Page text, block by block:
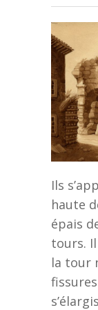
Ils
haute
épais
tours.
la tour